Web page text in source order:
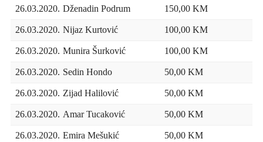
26.03.2020. Dženadin Podrum
150,00 KM
26.03.2020. Nijaz Kurtović
100,00 KM
26.03.2020. Munira Šurković
100,00 KM
26.03.2020. Sedin Hondo
50,00 KM
26.03.2020. Zijad Halilović
50,00 KM
26.03.2020. Amar Tucaković
50,00 KM
26.03.2020. Emira Mešukić
50,00 KM